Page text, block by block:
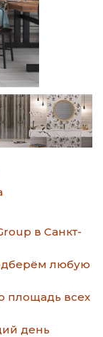
в Санкт-
любую
площадь всех
день